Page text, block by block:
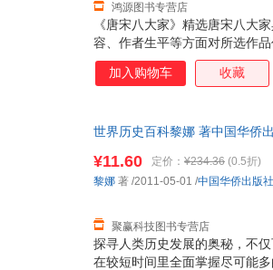
《唐宋八大家》精选唐宋八大
容、作者生平等方面对所选作
文创作成就的同时，对韩愈、
词也一并铺陈，进一步张扬其
鸿源图书专营店
加入购物车 收藏
世界历史百科黎娜 著中国华侨
探寻人类历史发展的奥秘，不
在较短时间里全面掌握尽可能
¥11.60 定价： ¥234.36 (0.5折)
聚赢科技图书专营店
黎娜 著 /2011-05-01 /中国华侨出版社